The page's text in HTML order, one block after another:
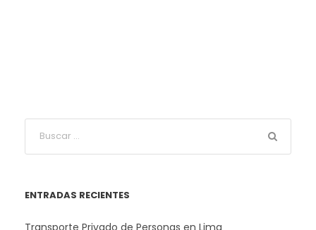
ENTRADAS RECIENTES
Transporte Privado de Personas en Lima